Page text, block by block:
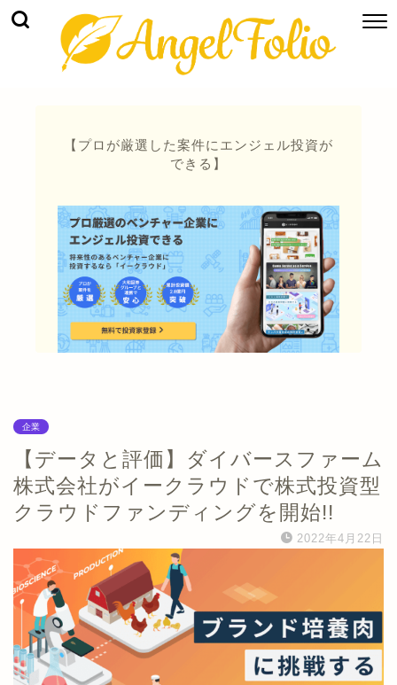
【プロが厳選した案件にエンジェル投資が
できる】
企業
【データと評価】ダイバースファーム
株式会社がイークラウドで株式投資型
クラウドファンディングを開始!!
2022年4月22日